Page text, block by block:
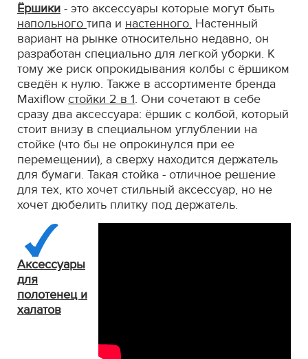
Ёршики - это аксессуары которые могут быть
напольного типа и настенного. Настенный
вариант на рынке относительно недавно, он
разработан специально для легкой уборки. К
тому же риск опрокидывания колбы с ёршиком
сведён к нулю. Также в ассортименте бренда
Maxiflow стойки 2 в 1. Они сочетают в себе
сразу два аксессуара: ёршик с колбой, который
стоит внизу в специальном углублении на
стойке (что бы не опрокинулся при ее
перемещении), а сверху находится держатель
для бумаги. Такая стойка - отличное решение
для тех, кто хочет стильный аксессуар, но не
хочет дюбелить плитку под держатель.
Аксессуары
для
полотенец и
халатов